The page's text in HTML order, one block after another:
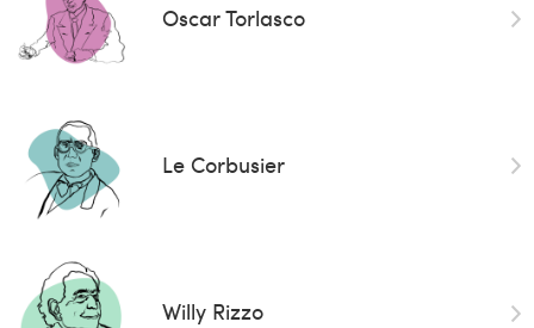
Oscar Torlasco
Le Corbusier
Willy Rizzo